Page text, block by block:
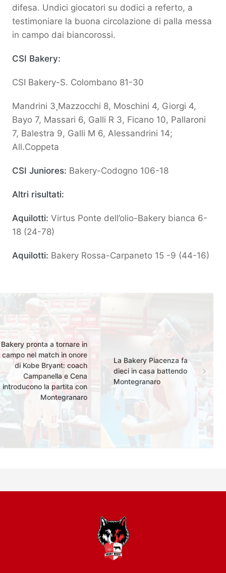
difesa. Undici giocatori su dodici a referto, a
testimoniare la buona circolazione di palla messa
in campo dai biancorossi.
CSI Bakery:
CSI Bakery-S. Colombano 81-30
Mandrini 3¸Mazzocchi 8, Moschini 4, Giorgi 4,
Bayo 7, Massari 6, Galli R 3, Ficano 10, Pallaroni
7, Balestra 9, Galli M 6, Alessandrini 14;
All.Coppeta
CSI Juniores: Bakery-Codogno 106-18
Altri risultati:
Aquilotti: Virtus Ponte dell’olio-Bakery bianca 6-
18 (24-78)
Aquilotti: Bakery Rossa-Carpaneto 15 -9 (44-16)
Bakery pronta a tornare in
campo nel match in onore
di Kobe Bryant: coach
Campanella e Cena
introducono la partita con
Montegranaro
La Bakery Piacenza fa
dieci in casa battendo
Montegranaro